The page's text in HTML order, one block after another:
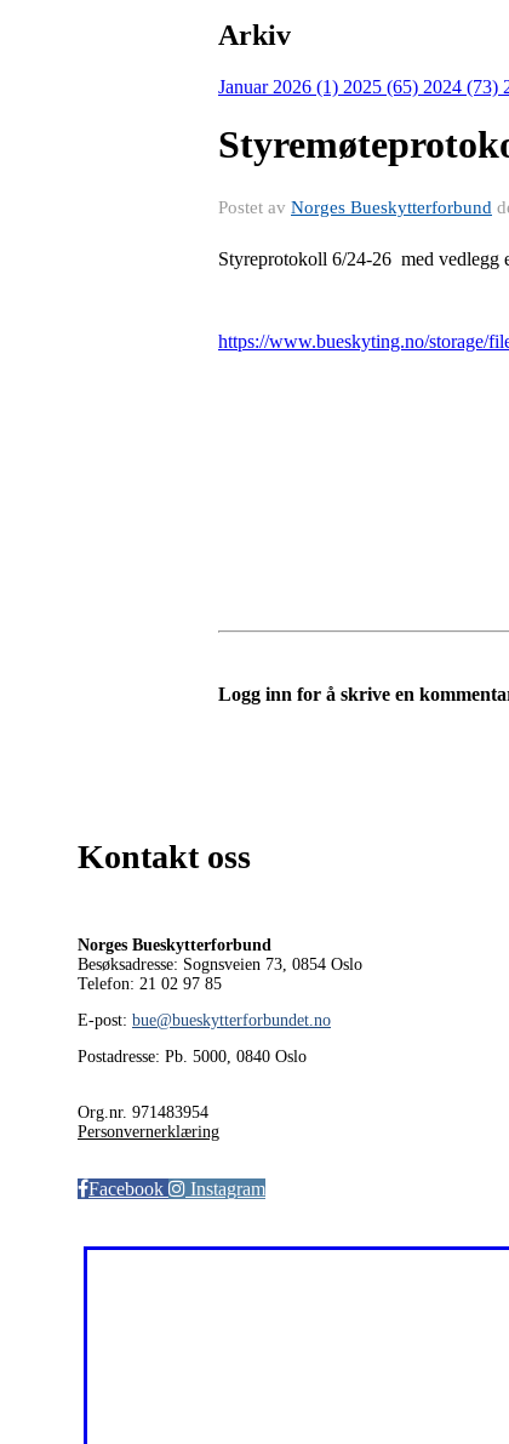
Arkiv
Januar 2026 (1) 2025 (65) 2024 (73)
Postet av Norges Bueskytterforbund
Styreprotokoll 6/24-26 med vedlegg
https://www.bueskyting.no/storage/
Logg inn for å skrive en
Kontakt oss
Norges Bueskytterforbund
Besøksadresse: Sognsveien 73, 0854 Oslo
Telefon: 21 02 97 85
E-post: bue@bueskytterforbundet.no
Postadresse: Pb. 5000, 0840 Oslo
Org.nr. 971483954
Personvernerklæring
Facebook Instagram